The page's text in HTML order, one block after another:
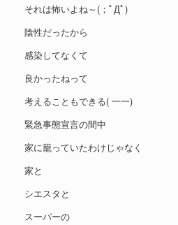
それは怖いよね～(；ﾟДﾟ)
陰性だったから
感染してなくて
良かったねって
考えることもできる( 一一)
緊急事態宣言の間中
家に籠っていたわけじゃなく
家と
シエスタと
スーパーの